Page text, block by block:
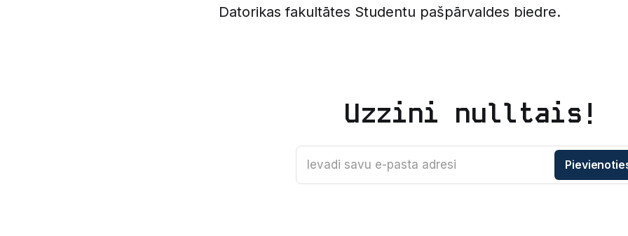
Datorikas fakultātes Studentu pašpārvaldes biedre.
Uzzini nulltais!
Ievadi savu e-pasta adresi